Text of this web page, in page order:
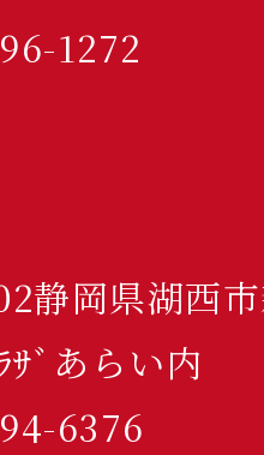
1272
静岡県湖西
ｻﾞあらい内
6376